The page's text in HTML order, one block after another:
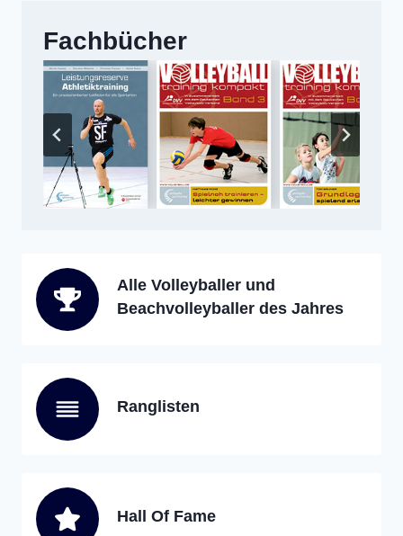
Fachbücher
Alle Volleyballer und
Beachvolleyballer des Jahres
Ranglisten
Hall Of Fame